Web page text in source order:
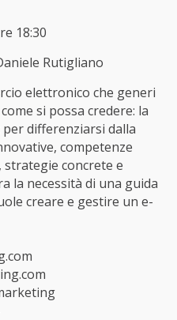
18:30
Rutigliano
elettronico che generi
si possa credere: la
differenziarsi dalla
competenze
concrete e
la necessità di una guida
creare e gestire un e-